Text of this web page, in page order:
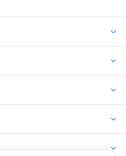
roku
studentů